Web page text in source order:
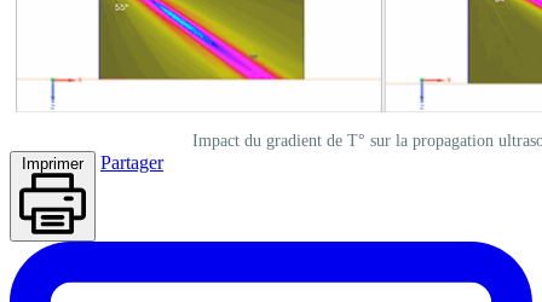
Impact du gradient de T° sur la propagation
Imprimer Partager